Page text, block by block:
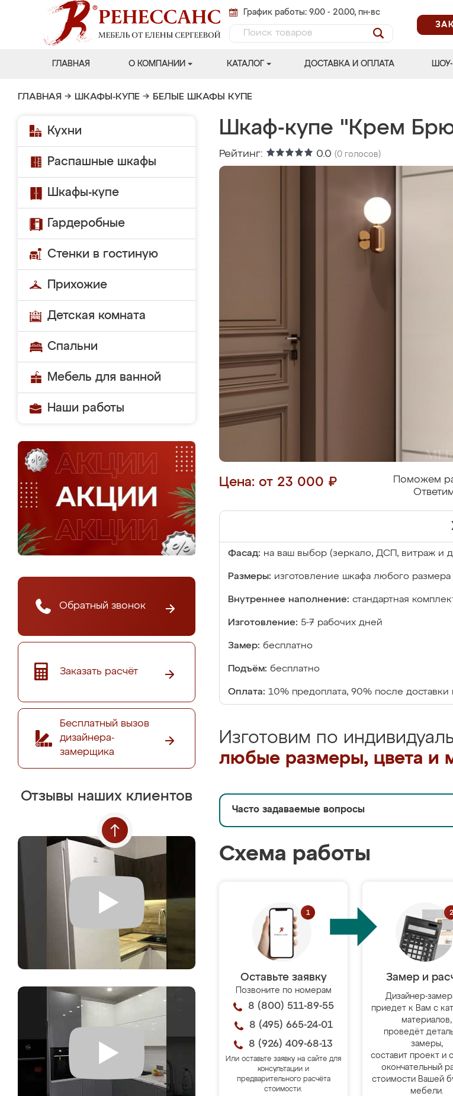
График работы: 9.00 - 20.00, пн-вс
ГЛАВНАЯ О КОМПАНИИ КАТАЛОГ ДОСТАВКА И ОПЛАТА
ГЛАВНАЯ → ШКАФЫ-КУПЕ → БЕЛЫЕ ШКАФЫ КУПЕ
Кухни
Распашные шкафы
Шкафы-купе
Гардеробные
Стенки в гостиную
Прихожие
Детская комната
Спальни
Мебель для ванной
Наши работы
Обратный звонок
Заказать расчёт
Бесплатный вызов
дизайнера-
замерщика
Отзывы наших клиентов
Шкаф-купе "Крем
Рейтинг: 0.0 (0 голосов)
Цена: от 23 000 ₽
Поможем
Фасад: на ваш выбор (зеркало, ДСП, витраж и
Размеры: изготовление шкафа любого размера
Внутреннее наполнение: стандартная
Изготовление: 5-7 рабочих дней
Замер: бесплатно
Подъём: бесплатно
Оплата: 10% предоплата, 90% после доставки
Изготовим по
любые размеры, цвета и
Часто задаваемые вопросы
Схема работы
Оставьте заявку
Позвоните по номерам
8 (800) 511-89-55
8 (495) 665-24-01
8 (926) 409-68-13
Или оставьте заявку на сайте для
консультации и
предварительного расчёта
стоимости.
Замер и
Дизайнер-
приедет к Вам с
материалов,
проведёт
замеры,
составит проект и
окончательный
стоимости Вашей
мебели.